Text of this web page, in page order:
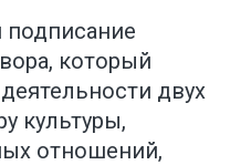
подписание
который
двух
культуры,
отношений,